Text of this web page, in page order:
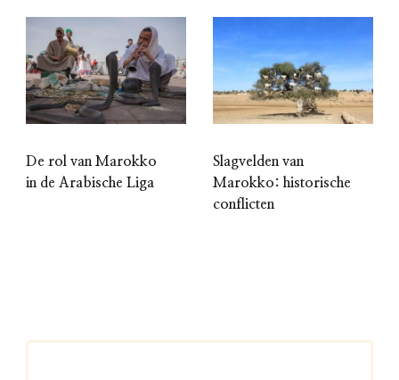
De rol van Marokko
in de Arabische Liga
Slagvelden van
Marokko: historische
conflicten